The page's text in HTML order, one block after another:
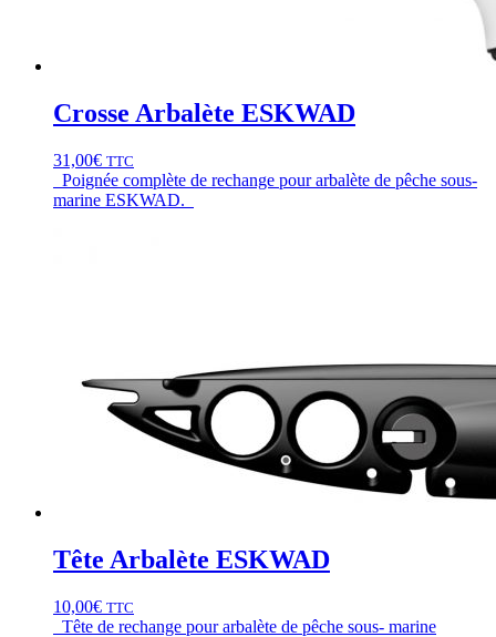
Crosse Arbalète ESKWAD
31,00€ TTC
Poignée complète de rechange pour arbalète de pêche sous-
marine ESKWAD.
Tête Arbalète ESKWAD
10,00€ TTC
Tête de rechange pour arbalète de pêche sous- marine